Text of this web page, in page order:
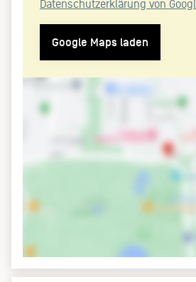
Datenschutzerklärung von
Google Maps laden